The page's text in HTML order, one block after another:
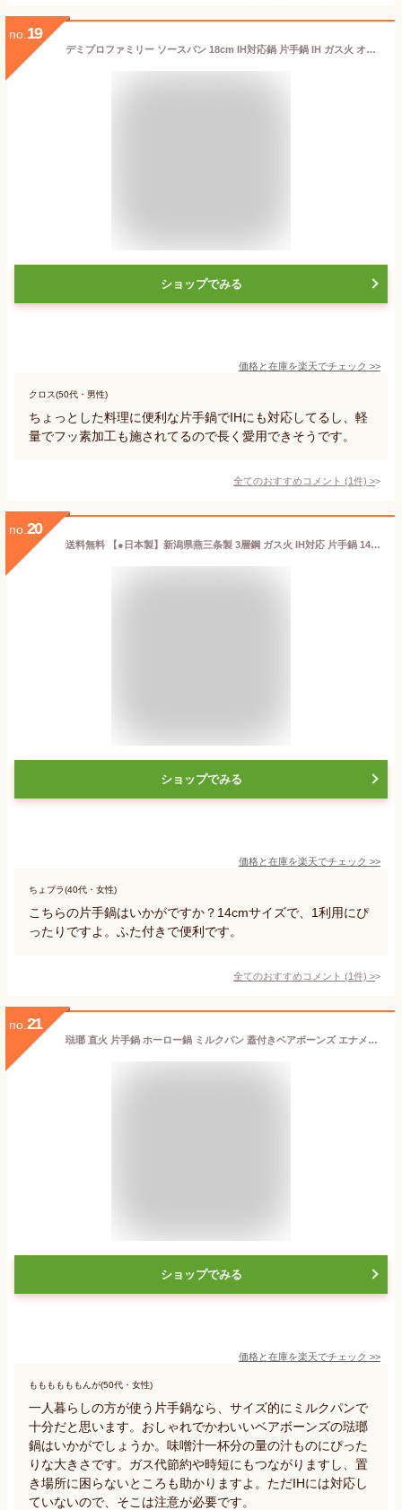
no. 19
デミプロファミリー ソースパン 18cm IH対応鍋 片手鍋 IH ガス火 オーブン 1人用 おしゃれ シンプル アウトドア キャンプ カフェ 一人暮らし 軽い 軽量 アルミ フッ素加工
ショップでみる
価格と在庫を楽天でチェック >>
クロス(50代・男性)
ちょっとした料理に便利な片手鍋でIHにも対応してるし、軽
量でフッ素加工も施されてるので長く愛用できそうです。
全てのおすすめコメント (1件) >
no. 20
送料無料 【●日本製】新潟県燕三条製 3層鋼 ガス火 IH対応 片手鍋 14cm 専用蓋付き ステンレス 外面・内面ミラー仕上げ コンフォール オール熱源対応 パール金属 【HB-1128】【CP】
ショップでみる
価格と在庫を楽天でチェック >>
ちょプラ(40代・女性)
こちらの片手鍋はいかがですか？14cmサイズで、1利用にぴ
ったりですよ。ふた付きで便利です。
全てのおすすめコメント (1件) >
no. 21
琺瑯 直火 片手鍋 ホーロー鍋 ミルクパン 蓋付きベアボーンズ エナメル ソースパンBAREBONES ENAMEL SAUCEPAN【あす楽14時まで】小鍋 離乳食 おしゃれ キャンプ アウトドア 新生活 一人暮らし◇グランピング おすすめ ブランド ギフトプレゼント
ショップでみる
価格と在庫を楽天でチェック >>
ももももももんが(50代・女性)
一人暮らしの方が使う片手鍋なら、サイズ的にミルクパンで
十分だと思います。おしゃれでかわいいベアボーンズの琺瑯
鍋はいかがでしょうか。味噌汁一杯分の量の汁ものにぴった
りな大きさです。ガス代節約や時短にもつながりますし、置
き場所に困らないところも助かりますよ。ただIHには対応し
ていないので、そこは注意が必要です。